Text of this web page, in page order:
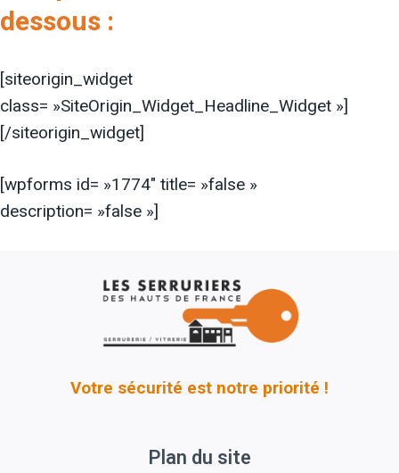
dessous :
[siteorigin_widget
class= »SiteOrigin_Widget_Headline_Widget »]
[/siteorigin_widget]
[wpforms id= »1774″ title= »false »
description= »false »]
Votre sécurité est notre priorité !
Plan du site